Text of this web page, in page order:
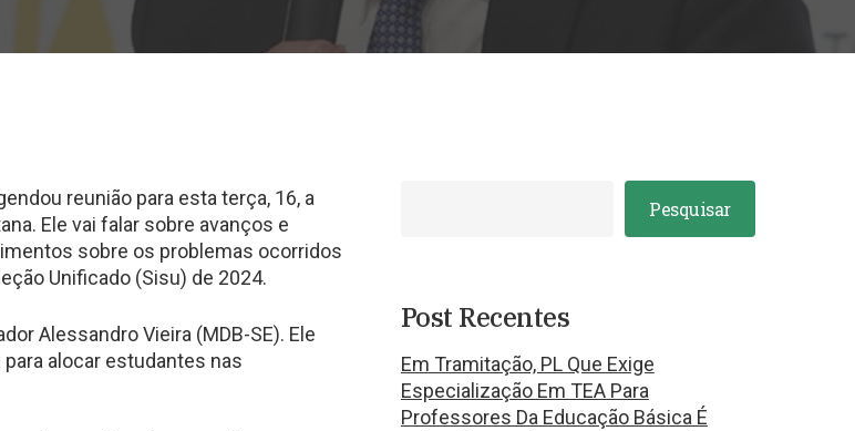
reunião para esta terça, 16, a
Ele vai falar sobre avanços e
sobre os problemas ocorridos
Unificado (Sisu) de 2024.
Alessandro Vieira (MDB-SE). Ele
alocar estudantes nas
Pesquisar
Post Recentes
Em Tramitação, PL Que Exige
Especialização Em TEA Para
Professores Da Educação Básica É